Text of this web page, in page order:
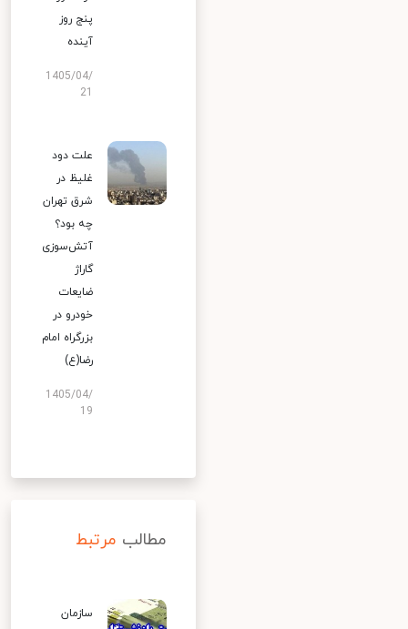
پنج روز
آینده
1405/04/
علت دود
غلیظ در
شرق تهران
چه بود؟
آتش‌سوزی
گاراژ
ضایعات
خودرو در
بزرگراه امام
رضا(ع)
1405/04/
19
مطالب مرتبط
سازمان